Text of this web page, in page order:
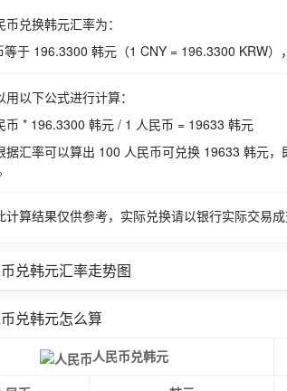
兑换韩元汇率为：
等于 196.3300 韩元（1 CNY = 196.3300 KRW）
用以下公式进行计算：
币 * 196.3300 韩元 / 1 人民币 = 19633 韩元
据汇率可以算出 100 人民币可兑换 19633 韩元
计算结果仅供参考，实际兑换请以银行实际交易成
兑韩元汇率走势图
兑韩元怎么算
人民币兑韩元